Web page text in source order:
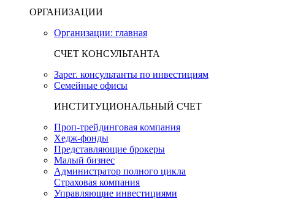
ОРГАНИЗАЦИИ
Организации: главная
СЧЕТ КОНСУЛЬТАНТА
Зарег. консультанты по инвестициям
Семейные офисы
ИНСТИТУЦИОНАЛЬНЫЙ СЧЕТ
Проп-трейдинговая компания
Хедж-фонды
Представляющие брокеры
Малый бизнес
Администратор полного цикла
Страховая компания
Управляющие инвестициями